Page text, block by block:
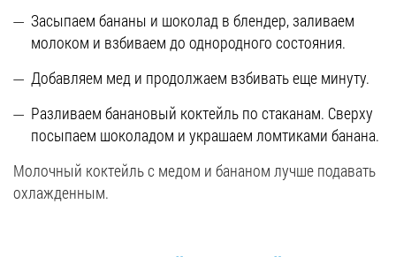
Засыпаем бананы и шоколад в блендер, заливаем
молоком и взбиваем до однородного состояния.
Добавляем мед и продолжаем взбивать еще минуту.
Разливаем банановый коктейль по стаканам. Сверху
посыпаем шоколадом и украшаем ломтиками банана.
Молочный коктейль с медом и бананом лучше подавать
охлажденным.